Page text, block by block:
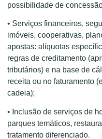
possibilidade de
• Serviços financeiros,
imóveis, cooperativas,
apostas: alíquotas
regras de creditamento
tributários) e na base de
receita ou no faturamento
cadeia);
• Inclusão de serviços de
parques temáticos,
tratamento diferenciado.